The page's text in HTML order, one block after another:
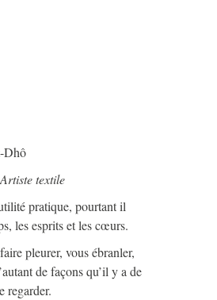
Dhô
textile
pratique, pourtant il
les esprits et les cœurs.
pleurer, vous ébranler,
de façons qu’il y a de
regarder.